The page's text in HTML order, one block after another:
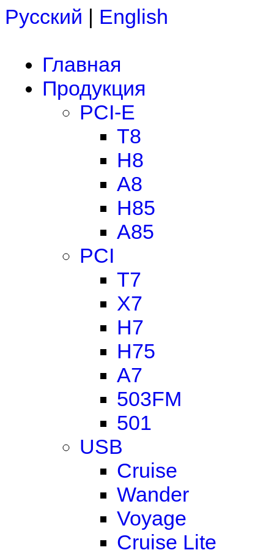
Русский | English
Главная
Продукция
PCI-E
T8
H8
A8
H85
A85
PCI
T7
X7
H7
H75
A7
503FM
501
USB
Cruise
Wander
Voyage
Cruise Lite